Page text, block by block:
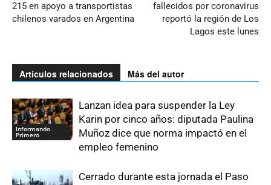
215 en apoyo a transportistas
chilenos varados en Argentina
fallecidos por coronavirus
reportó la región de Los
Lagos este lunes
Artículos relacionados Más del autor
Informando
Primero
Lanzan idea para suspender la Ley
Karin por cinco años: diputada Paulina
Muñoz dice que norma impactó en el
empleo femenino
Cerrado durante esta jornada el Paso